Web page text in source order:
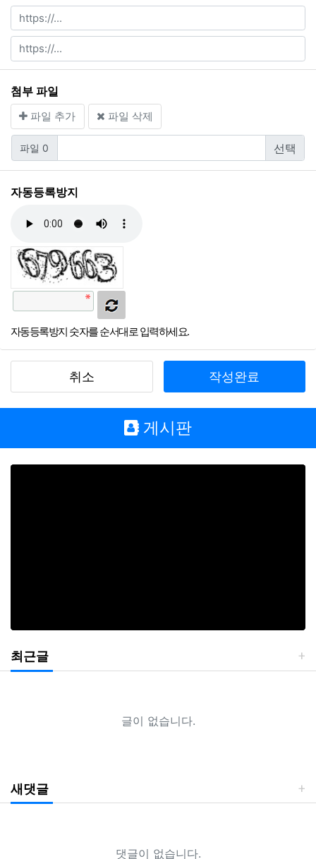
첨부 파일
파일 추가 파일 삭제
파일 0
자동등록방지
자동등록방지 숫자를 순서대로 입력하세요.
작성완료
취소
게시판
최근글
글이 없습니다.
새댓글
댓글이 없습니다.